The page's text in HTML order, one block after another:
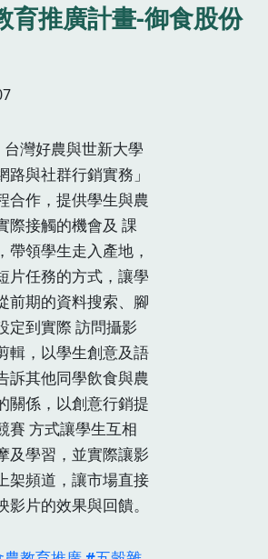
育推廣計畫-御食股份
灣好農與世新大學
路與社群行銷實務」
合作，提供學生與農
際接觸的機會及 課
帶領學生走入產地，
片任務的方式，讓學
前期的資料搜索、腳
定到實際 訪問攝影
輯，以學生創意及語
訴其他同學飲食與農
關係，以創意行銷提
賽 方式讓學生互相
及學習，並實際讓影
架頻道，讓市場直接
影片的效果與回饋。